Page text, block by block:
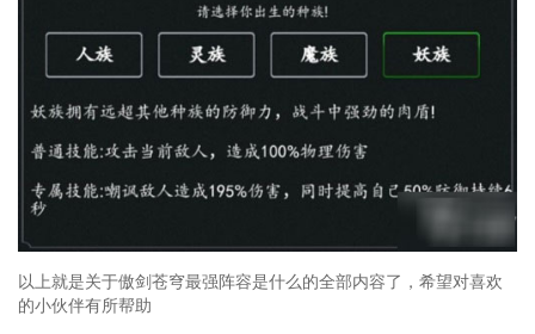
以上就是关于傲剑苍穹最强阵容是什么的全部内容了，希望对喜欢
的小伙伴有所帮助